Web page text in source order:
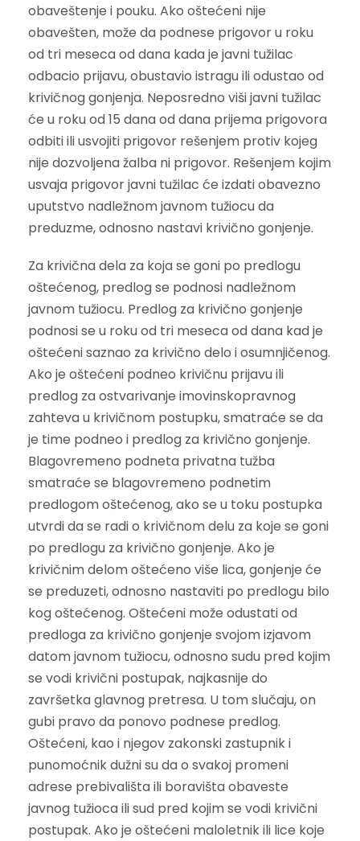
obaveštenje i pouku. Ako oštećeni nije
obavešten, može da podnese prigovor u roku
od tri meseca od dana kada je javni tužilac
odbacio prijavu, obustavio istragu ili odustao od
krivičnog gonjenja. Neposredno viši javni tužilac
će u roku od 15 dana od dana prijema prigovora
odbiti ili usvojiti prigovor rešenjem protiv kojeg
nije dozvoljena žalba ni prigovor. Rešenjem kojim
usvaja prigovor javni tužilac će izdati obavezno
uputstvo nadležnom javnom tužiocu da
preduzme, odnosno nastavi krivično gonjenje.
Za krivična dela za koja se goni po predlogu
oštećenog, predlog se podnosi nadležnom
javnom tužiocu. Predlog za krivično gonjenje
podnosi se u roku od tri meseca od dana kad je
oštećeni saznao za krivično delo i osumnjičenog.
Ako je oštećeni podneo krivičnu prijavu ili
predlog za ostvarivanje imovinskopravnog
zahteva u krivičnom postupku, smatraće se da
je time podneo i predlog za krivično gonjenje.
Blagovremeno podneta privatna tužba
smatraće se blagovremeno podnetim
predlogom oštećenog, ako se u toku postupka
utvrdi da se radi o krivičnom delu za koje se goni
po predlogu za krivično gonjenje. Ako je
krivičnim delom oštećeno više lica, gonjenje će
se preduzeti, odnosno nastaviti po predlogu bilo
kog oštećenog. Oštećeni može odustati od
predloga za krivično gonjenje svojom izjavom
datom javnom tužiocu, odnosno sudu pred kojim
se vodi krivični postupak, najkasnije do
završetka glavnog pretresa. U tom slučaju, on
gubi pravo da ponovo podnese predlog.
Oštećeni, kao i njegov zakonski zastupnik i
punomoćnik dužni su da o svakoj promeni
adrese prebivališta ili boravišta obaveste
javnog tužioca ili sud pred kojim se vodi krivični
postupak. Ako je oštećeni maloletnik ili lice koje